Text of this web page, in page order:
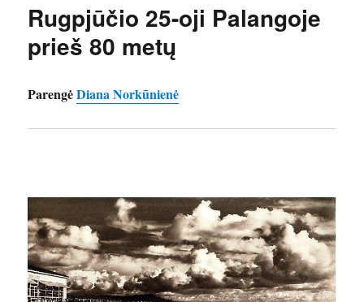
Rugpjūčio 25-oji Palangoje
prieš 80 metų
ParengėDiana Norkūnienė